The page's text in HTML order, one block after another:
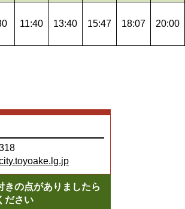
11:40 13:40 15:47 18:07 20:00
きの点がありましたら
ださい